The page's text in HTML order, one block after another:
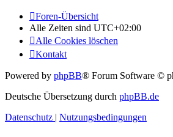
Foren-Übersicht
Alle Zeiten sind UTC+02:00
Alle Cookies löschen
Kontakt
Powered by phpBB® Forum Software ©
Deutsche Übersetzung durch phpBB.de
Datenschutz | Nutzungsbedingungen